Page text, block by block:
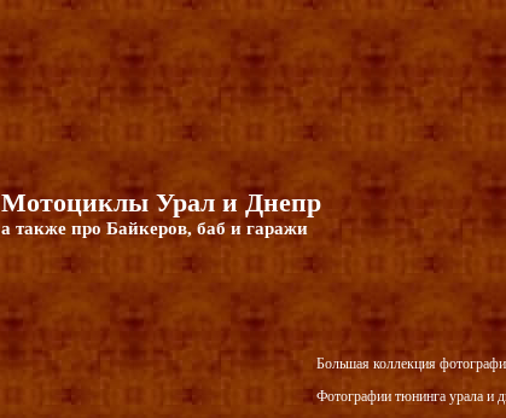
Мотоциклы Урал и Днепр
а также про Байкеров, баб и гаражи
Большая коллекция
Фотографии тюнинга урала и